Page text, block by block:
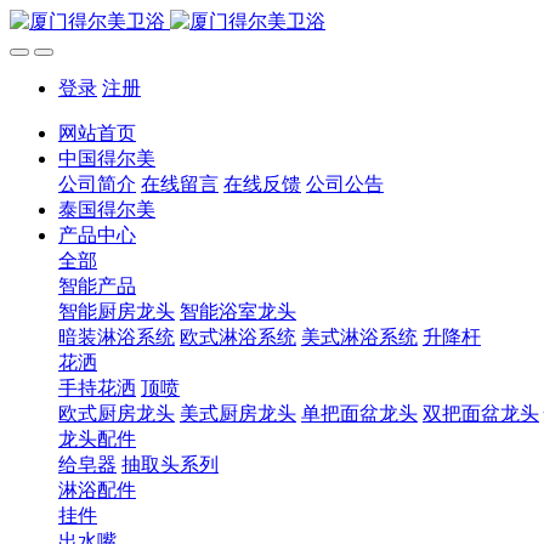
登录 注册
网站首页
中国得尔美
公司简介 在线留言 在线反馈 公司公告
泰国得尔美
产品中心
全部
智能产品
智能厨房龙头 智能浴室龙头
暗装淋浴系统 欧式淋浴系统 美式淋浴系统 升降杆
花洒
手持花洒 顶喷
欧式厨房龙头 美式厨房龙头 单把面盆龙头 双把面盆龙头
龙头配件
给皂器 抽取头系列
淋浴配件
挂件